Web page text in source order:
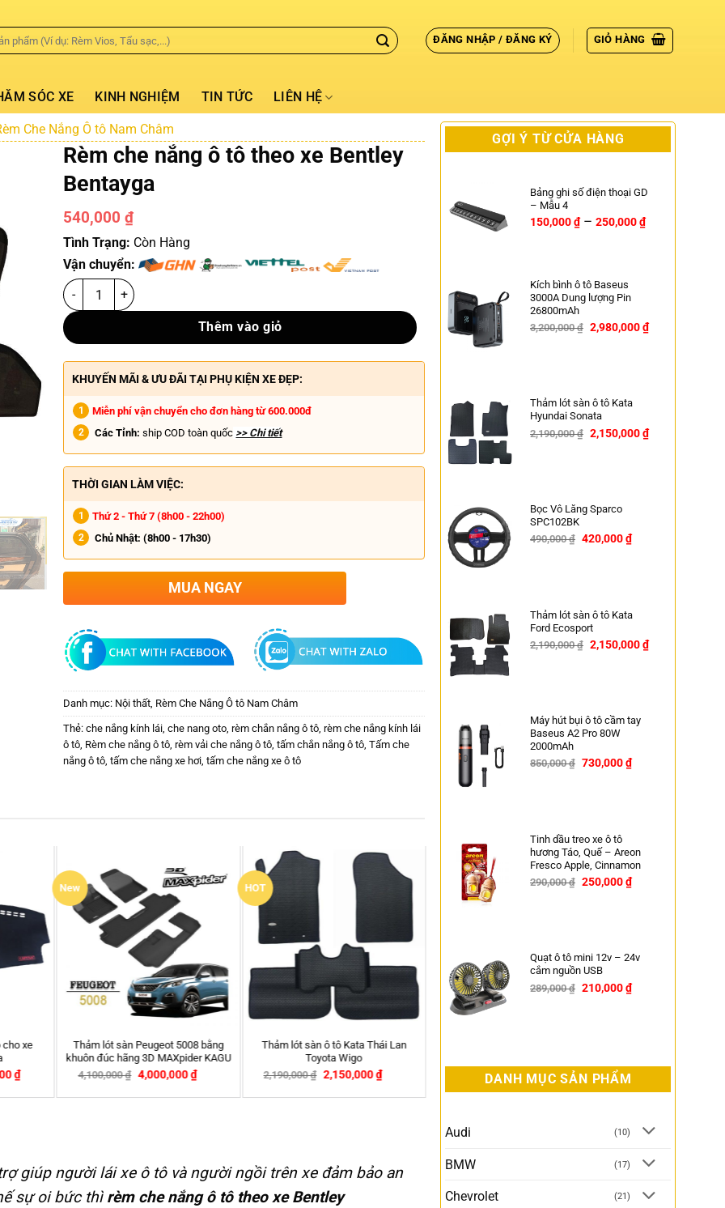
ĐĂNG NHẬP / ĐĂNG KÝ GIỎ HÀNG
SÓC XE KINH NGHIỆM TIN TỨC LIÊN HỆ
Che Nắng Ô tô Nam Châm
Rèm che nắng ô tô theo xe Bentley
Bentayga
540,000₫
Tình Trạng: Còn Hàng
Vận chuyển:
Thêm vào giỏ
KHUYẾN MÃI & ƯU ĐÃI TẠI PHỤ KIỆN XE ĐẸP:
Miễn phí vận chuyển cho đơn hàng từ 600.000đ
Các Tỉnh: ship COD toàn quốc >> Chi tiết
THỜI GIAN LÀM VIỆC:
Thứ 2 - Thứ 7 (8h00 - 22h00)
Chủ Nhật: (8h00 - 17h30)
MUA NGAY
Danh mục: Nội thất Rèm Che Nắng Ô tô Nam Châm
Thẻ:che nắng kính lái ,che nang oto ,rèm chắn nắng ô tô ,rèm che nắng kính lái
ô tô Rèm che nắng ô tô ,rèm vải che nắng ô tô ,tấm chắn nắng ô tô ,Tấm che
nắng ô tô ,tấm che nắng xe hơi ,tấm che nắng xe ô tô
phanh tay Huyndai i30
300,000₫
HOT
Rèm che nắng ô tô nam châm
Mazda 323 – Chính hãng APA
540,000₫ -26%
New
Dây kéo cứu hộ ô tô
500,000
giúp người lái xe ô tô và người ngồi trên xe đảm bảo an
sự oi bức thì rèm che nắng ô tô theo xe Bentley
GỢI Ý TỪ CỬA HÀNG
Bảng ghi số điện thoại GD
– Mẫu 4
150,000₫ – 250,000₫
Kích bình ô tô Baseus
3000A Dung lượng Pin
26800mAh
3,200,000₫ 2,980,000₫
Thảm lót sàn ô tô Kata
Hyundai Sonata
2,190,000₫ 2,150,000₫
Bọc Vô Lăng Sparco
SPC102BK
490,000₫ 420,000₫
Thảm lót sàn ô tô Kata
Ford Ecosport
2,190,000₫ 2,150,000₫
Máy hút bụi ô tô cầm tay
Baseus A2 Pro 80W
2000mAh
850,000₫ 730,000₫
Tinh dầu treo xe ô tô
hương Táo, Quế – Areon
Fresco Apple, Cinnamon
290,000₫ 250,000₫
Quạt ô tô mini 12v – 24v
cắm nguồn USB
289,000₫ 210,000₫
DANH MỤC SẢN PHẨM
Audi (10)
BMW (17)
Chevrolet (21)